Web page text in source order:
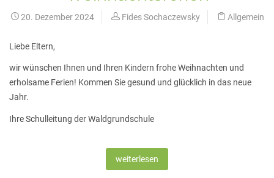
20. Dezember 2024 Fides Sochaczewsky Allgemein
Liebe Eltern,
wir wünschen Ihnen und Ihren Kindern frohe Weihnachten und
erholsame Ferien! Kommen Sie gesund und glücklich in das neue
Jahr.
Ihre Schulleitung der Waldgrundschule
weiterlesen